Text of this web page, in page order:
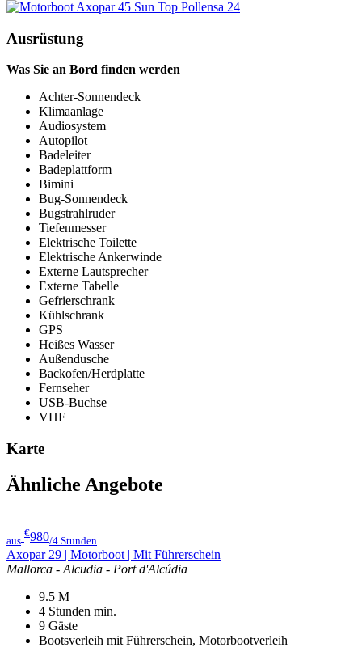
Ausrüstung
Was Sie an Bord finden werden
Achter-Sonnendeck
Klimaanlage
Audiosystem
Autopilot
Badeleiter
Badeplattform
Bimini
Bug-Sonnendeck
Bugstrahlruder
Tiefenmesser
Elektrische Toilette
Elektrische Ankerwinde
Externe Lautsprecher
Externe Tabelle
Gefrierschrank
Kühlschrank
GPS
Heißes Wasser
Außendusche
Backofen/Herdplatte
Fernseher
USB-Buchse
VHF
Karte
Ähnliche Angebote
aus
€980/4 Stunden
Axopar 29 | Motorboot | Mit Führerschein
Mallorca - Alcudia - Port d'Alcúdia
9.5 M
4 Stunden min.
9 Gäste
Bootsverleih mit Führerschein, Motorbootverleih